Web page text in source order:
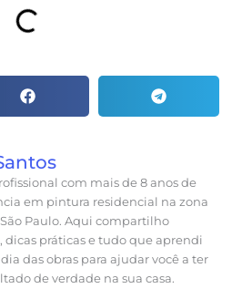
com mais de 8 anos de
em pintura residencial na zona
Paulo. Aqui compartilho
dicas práticas e tudo que aprendi
das obras para ajudar você a ter
de verdade na sua casa.